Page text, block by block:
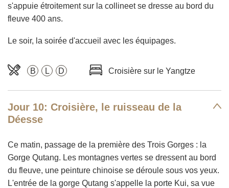
s'appuie étroitement sur la collineet se dresse au bord du
fleuve 400 ans.
Le soir, la soirée d'accueil avec les équipages.
B L D Croisière sur le Yangtze
Jour 10: Croisière, le ruisseau de la
Déesse
Ce matin, passage de la première des Trois Gorges : la
Gorge Qutang. Les montagnes vertes se dressent au bord
du fleuve, une peinture chinoise se déroule sous vos yeux.
L'entrée de la gorge Qutang s'appelle la porte Kui, sa vue